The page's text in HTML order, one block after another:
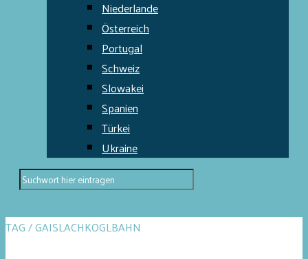
Niederlande
Österreich
Portugal
Schweiz
Slowakei
Spanien
Türkei
Ukraine
TAG / GAISLACHKOGLBAHN